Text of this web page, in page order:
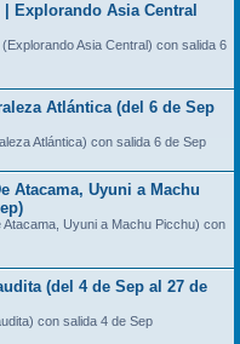
Explorando Asia Central
Asia Central) con salida 6
Atlántica (del 6 de Sep
Atlántica) con salida 6 de Sep
Atacama, Uyuni a Machu
Uyuni a Machu Picchu) con
(del 4 de Sep al 27 de
con salida 4 de Sep